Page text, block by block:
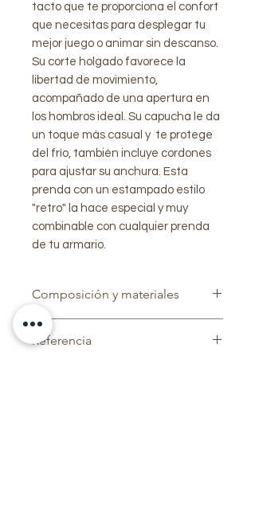
tacto que te proporciona el confort
que necesitas para desplegar tu
mejor juego o animar sin descanso.
Su corte holgado favorece la
libertad de movimiento,
acompañado de una apertura en
los hombros ideal. Su capucha le da
un toque más casual y te protege
del frío, también incluye cordones
para ajustar su anchura. Esta
prenda con un estampado estilo
"retro" la hace especial y muy
combinable con cualquier prenda
de tu armario.
Composición y materiales
100% poliéster
Secado rápido
Referencia